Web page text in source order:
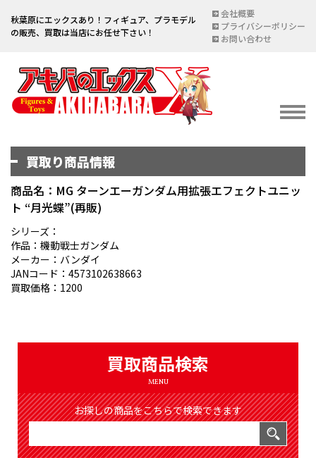
秋葉原にエックスあり！フィギュア、プラモデル
の販売、買取は当店にお任せ下さい！
会社概要
プライバシーポリシー
お問い合わせ
イベント情報
宅配買取のご案内
DELIVERY PURCHASE
買取お申し込み
ASSESSMENT
買取り商品情報
商品名：MG ターンエーガンダム用拡張エフェクトユニッ
ト “月光蝶”(再販)
シリーズ：
作品：機動戦士ガンダム
メーカー：バンダイ
JANコード：4573102638663
買取価格：1200
買取商品検索
MENU
お探しの商品をこちらで検索できます